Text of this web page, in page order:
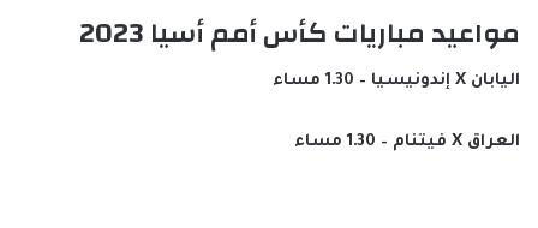
مواعيد مباريات كأس أمم أسيا 2023
اليابان X إندونيسيا – 1.30 مساء
العراق X فيتنام – 1.30 مساء